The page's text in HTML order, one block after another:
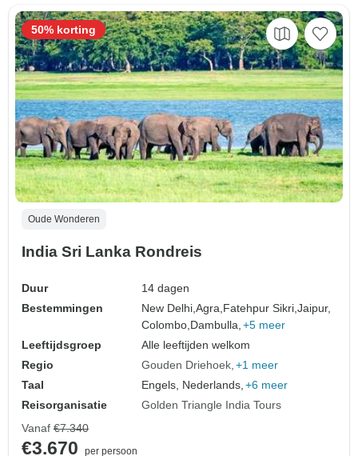
Oude Wonderen
India Sri Lanka Rondreis
Duur
14 dagen
Bestemmingen
New Delhi,Agra, Fatehpur Sikri,Jaipur,
Colombo, Dambulla, +5 meer
Leeftijdsgroep
Alle leeftijden welkom
Regio
Gouden Driehoek +1 meer
Taal
Engels, Nederlands, +6 meer
Reisorganisatie
Golden Triangle India Tours
50% korting
Vanaf €7.340
€3.670
per persoon